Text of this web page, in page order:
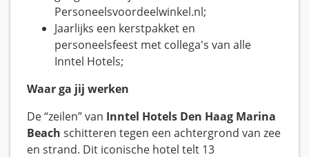
Personeelsvoordeelwinkel.nl;
Jaarlijks een kerstpakket en
personeelsfeest met collega's van alle
Inntel Hotels;
Waar ga jij werken
De “zeilen” van Inntel Hotels Den Haag Marina
Beach schitteren tegen een achtergrond van zee
en strand. Dit iconische hotel telt 13